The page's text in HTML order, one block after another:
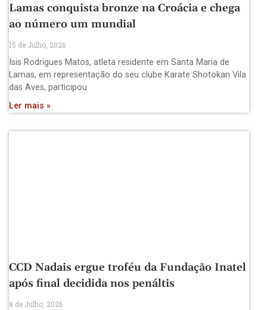
Lamas conquista bronze na Croácia e chega
ao número um mundial
15 de Julho, 2026
Isis Rodrigues Matos, atleta residente em Santa Maria de
Lamas, em representação do seu clube Karate Shotokan Vila
das Aves, participou
Ler mais »
CCD Nadais ergue troféu da Fundação Inatel
após final decidida nos penáltis
8 de Julho, 2026